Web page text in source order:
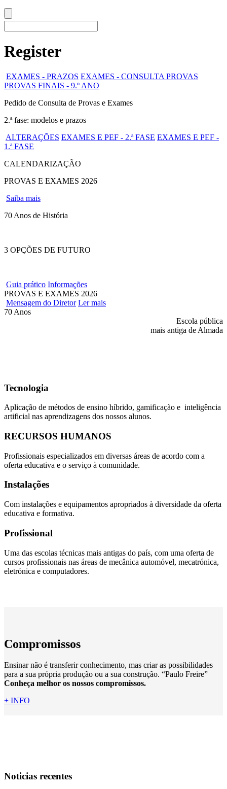
Register
EXAMES - PRAZOS EXAMES - CONSULTA PROVAS
PROVAS FINAIS - 9.º ANO
Pedido de Consulta de Provas e Exames
2.ª fase: modelos e prazos
ALTERAÇÕES EXAMES E PEF - 2.ª FASE EXAMES E PEF -
1.ª FASE
CALENDARIZAÇÃO
PROVAS E EXAMES 2026
Saiba mais
70 Anos de História
3 OPÇÕES DE FUTURO
Guia prático Informações
PROVAS E EXAMES 2026
Mensagem do Diretor Ler mais
70 Anos
Escola pública
mais antiga de Almada
Tecnologia
Aplicação de métodos de ensino híbrido, gamificação e inteligência
artificial nas aprendizagens dos nossos alunos.
RECURSOS HUMANOS
Profissionais especializados em diversas áreas de acordo com a
oferta educativa e o serviço à comunidade.
Instalações
Com instalações e equipamentos apropriados à diversidade da oferta
educativa e formativa.
Profissional
Uma das escolas técnicas mais antigas do país, com uma oferta de
cursos profissionais nas áreas de mecânica automóvel, mecatrónica,
eletrónica e computadores.
Compromissos
Ensinar não é transferir conhecimento, mas criar as possibilidades
para a sua própria produção ou a sua construção. “Paulo Freire”
Conheça melhor os nossos compromissos.
+ INFO
Noticias recentes